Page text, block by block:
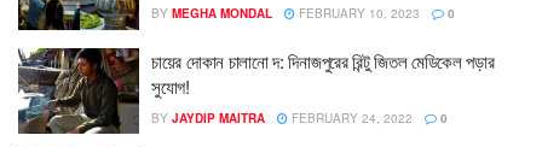
BY MEGHA MONDAL FEBRUARY 10, 2023 0
চায়ের দোকান চালানো দ: দিনাজপুরের রিন্টু জিতল মেডিকেল পড়ার
সুযোগ!
BY JAYDIP MAITRA FEBRUARY 24, 2022 0